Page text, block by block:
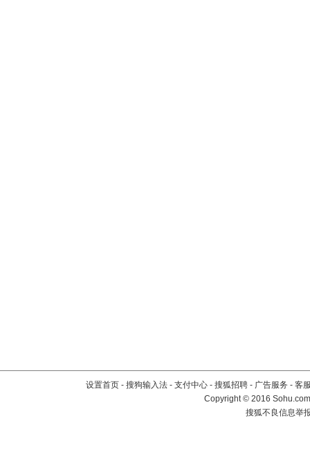
设置首页 - 搜狗输入法 - 支付中心 - 搜狐招聘 - 广告服务 - 客
Copyright©2016
搜狐不良信息举